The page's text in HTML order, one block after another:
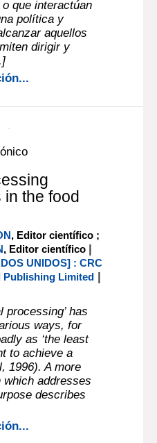
|Ginebra [SUIZA] :
de la
se define
elementos
política y
aquellos
the food
, Editor científico ;
, Editor científico|
UNIDOS] : CRC
Limited
processing’ has
ways, for
as ‘the least